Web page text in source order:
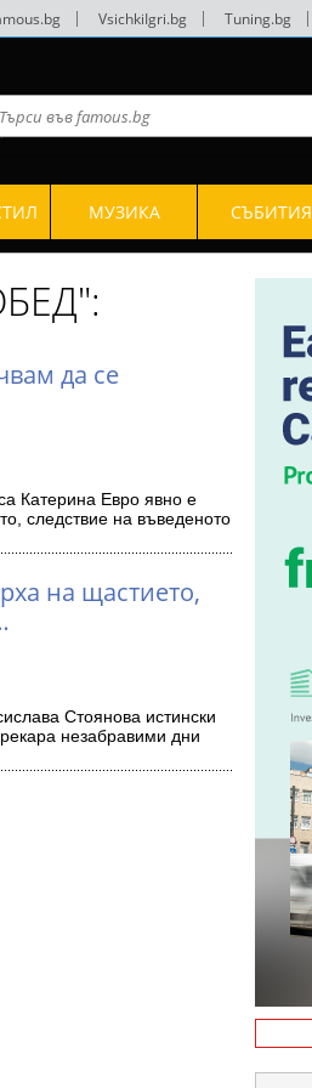
VsichkiIgri.bg Tuning.bg
МУЗИКА СЪБИТИЯ
да се
Катерина Евро явно е
следствие на въведеното
на щастието,
Стоянова истински
незабравими дни